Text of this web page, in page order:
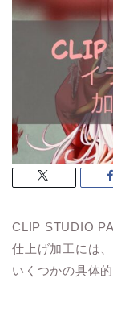
CLIP STUDIO
仕上げ加工には
いくつかの具体